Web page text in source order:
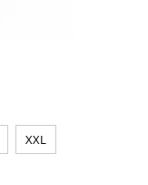
XXL